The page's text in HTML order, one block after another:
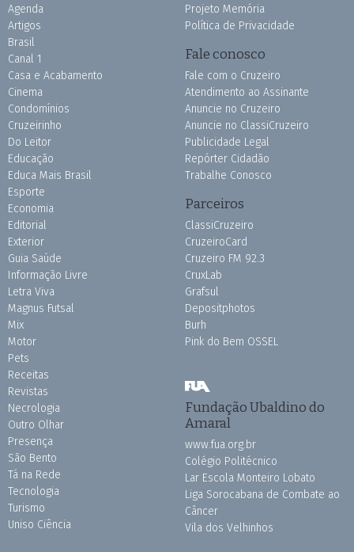
Agenda
Artigos
Brasil
Canal 1
Casa e Acabamento
Cinema
Condomínios
Cruzeirinho
Do Leitor
Educação
Educa Mais Brasil
Esporte
Economia
Editorial
Exterior
Guia Saúde
Informação Livre
Letra Viva
Magnus Futsal
Mix
Motor
Pets
Receitas
Revistas
Necrologia
Outro Olhar
Presença
São Bento
Tá na Rede
Tecnologia
Turismo
Uniso Ciência
Projeto Memória
Política de Privacidade
Fale conosco
Fale com o Cruzeiro
Atendimento ao Assinante
Anuncie no Cruzeiro
Anuncie no ClassiCruzeiro
Publicidade Legal
Repórter Cidadão
Trabalhe Conosco
Parceiros
ClassiCruzeiro
CruzeiroCard
Cruzeiro FM 92.3
CruxLab
Grafsul
Depositphotos
Burh
Pink do Bem OSSEL
Fundação Ubaldino do
Amaral
www.fua.org.br
Colégio Politécnico
Lar Escola Monteiro Lobato
Liga Sorocabana de Combate ao
Câncer
Vila dos Velhinhos